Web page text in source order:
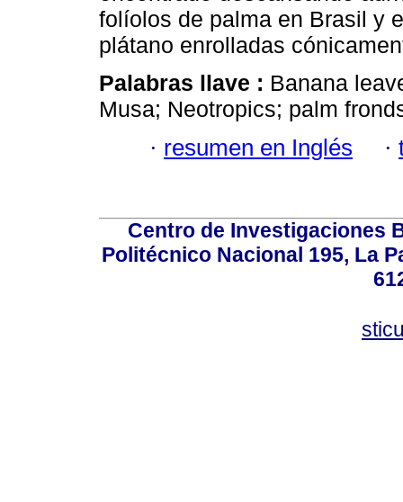
folíolos de palma en Brasil y
plátano enrolladas
Palabras llave : Banana
Musa; Neotropics; palm
· resumen en Inglés ·
Centro de Investigaciones
Politécnico Nacional 195, La